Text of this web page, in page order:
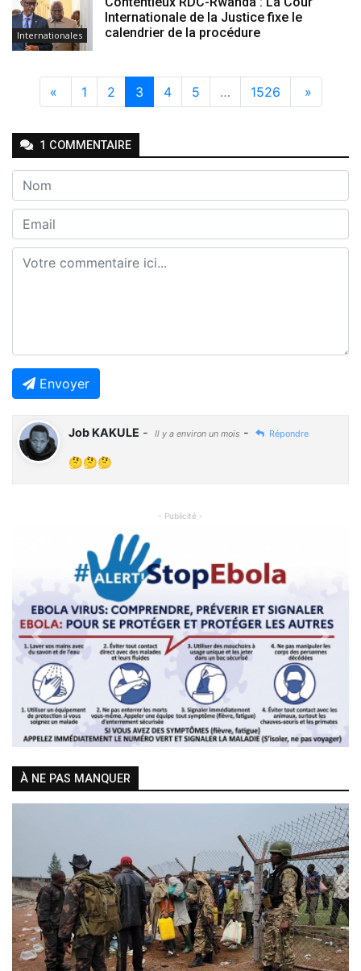
Internationales
Internationale de la Justice fixe le
calendrier de la procédure
« 1 2 3 4 5 … 1526 »
1 COMMENTAIRE
Envoyer
Job KAKULE - Il y a environ un mois - Répondre
🤔🤔🤔
- Publicité -
Previous Next
À NE PAS MANQUER